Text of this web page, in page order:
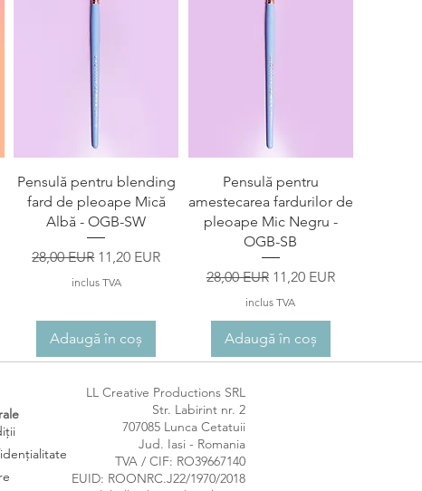
Afișare rapidă
Pensulă pentru blending
fard de pleoape Mică
Albă - OGB-SW
Preț normal
28,00 EUR Preț redus
11,20 EUR
inclus TVA
Adaugă în coș
Afișare rapidă
Pensulă pentru
amestecarea fardurilor de
pleoape Mic Negru -
OGB-SB
Preț normal
28,00 EUR Preț redus
11,20 EUR
inclus TVA
Adaugă în coș
LL Creative Productions SRL
Str. Labirint nr. 2
707085 Lunca Cetatuii
Jud. Iasi - Romania
TVA / CIF: RO39667140
EUID: ROONRC.J22/1970/2018